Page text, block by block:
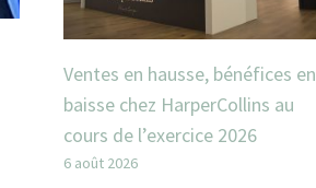
Ventes en hausse, bénéfices en
baisse chez HarperCollins au
cours de l’exercice 2026
6 août 2026